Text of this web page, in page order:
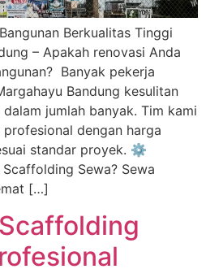
Berkualitas Tinggi
– Apakah renovasi Anda
Banyak pekerja
Bandung kesulitan
jumlah banyak. Tim kami
dengan harga
standar proyek. ⚙️
Sewa? Sewa
[…]